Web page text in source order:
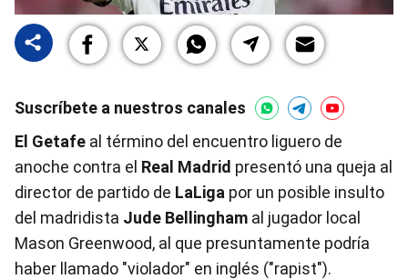
Suscríbete a nuestros canales
El Getafe al término del encuentro liguero de
anoche contra el Real Madrid presentó una queja al
director de partido de LaLiga por un posible insulto
del madridista Jude Bellingham al jugador local
Mason Greenwood, al que presuntamente podría
haber llamado "violador" en inglés ("rapist").